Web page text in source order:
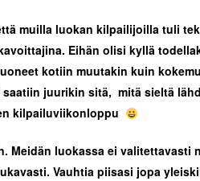
muilla luokan kilpailijoilla tuli
Eihän olisi kyllä
kotiin muutakin kuin
juurikin sitä, mitä sieltä
kilpailuviikonloppu
Meidän luokassa ei valitettavasti
Vauhtia piisasi jopa